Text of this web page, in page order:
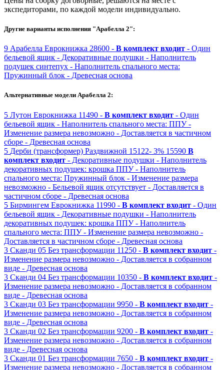
экспедиторами, по каждой модели индивидуально.
Другие варианты исполнения "Арабелла 2":
9 Арабелла Еврокнижка 28600 - В комплект входит - Один
бельевой ящик - Декоративные подушки - Наполнитель
подушек синтепух - Наполнитель спального места:
Пружинный блок - Древесная основа
Альтернативные модели Арабелла 2:
5 Лутон Еврокнижка 11490 - В комплект входит - Один
бельевой ящик - Наполнитель спального места: ППУ -
Изменение размера невозможно - Доставляется в частичном
сборе - Древесная основа
5 Дерби (трансформер) Раздвижной 15122- 3% 15590 В
комплект входит - Декоративные подушки - Наполнитель
декоративных подушек: крошка ППУ - Наполнитель
спального места: Пружинный блок - Изменение размера
невозможно - Бельевой ящик отсутствует - Доставляется в
частичном сборе - Древесная основа
5 Бирмингем Еврокнижка 11990 - В комплект входит - Один
бельевой ящик - Декоративные подушки - Наполнитель
декоративных подушек: крошка ППУ - Наполнитель
спального места: ППУ - Изменение размера невозможно -
Доставляется в частичном сборе - Древесная основа
3 Сканди 05 Без трансформации 11250 - В комплект входит -
Изменение размера невозможно - Доставляется в собранном
виде - Древесная основа
3 Сканди 04 Без трансформации 10350 - В комплект входит -
Изменение размера невозможно - Доставляется в собранном
виде - Древесная основа
3 Сканди 03 Без трансформации 9950 - В комплект входит -
Изменение размера невозможно - Доставляется в собранном
виде - Древесная основа
3 Сканди 02 Без трансформации 9200 - В комплект входит -
Изменение размера невозможно - Доставляется в собранном
виде - Древесная основа
3 Сканди 01 Без трансформации 7650 - В комплект входит -
Изменение размера невозможно - Доставляется в собранном